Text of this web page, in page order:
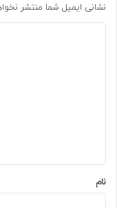
نشانی ایمیل شما منتشر
نام